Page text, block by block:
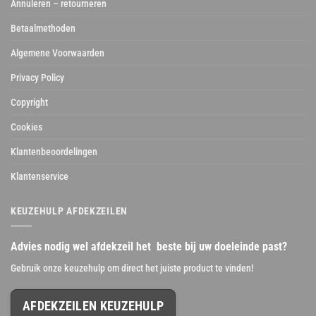
Annuleren – retourneren
Betaalmethoden
Algemene Voorwaarden
Privacy Policy
Copyright
Cookies
Klantenbeoordelingen
Klantenservice
KEUZEHULP AFDEKZEILEN
Advies nodig wel afdekzeil het beste bij uw doeleinde past?
Gebruik onze keuzehulp om direct het juiste product te vinden!
AFDEKZEILEN KEUZEHULP